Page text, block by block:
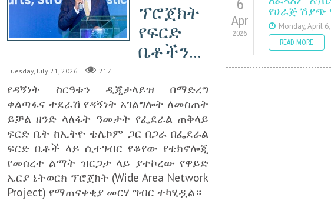
ፕሮጀክት
የፍርድ
ቤቶችን...
Tuesday, July 21, 2026 217
የዳኝነት ስርዓቱን ዲጂታላይዝ በማድረግ
ቀልጣፋና ተደራሽ የዳኝነት አገልግሎት ለመስጠት
ይቻል ዘንድ ላለፋት ዓመታት የፌደራል ጠቅላይ
ፍርድ ቤት ከኢትዮ ቴሌኮም ጋር በጋራ በፌደራል
ፍርድ ቤቶች ላይ ሲተገብር የቆየው የቴክኖሎጂ
የመሰረተ ልማት ዝርጋታ ላይ ያተኮረው የዋይድ
ኤርያ ኔትወርክ ፕሮጀክት (Wide Area Network
Project) የማጠናቀቂያ መርሃ ግብር ተካሂዷል።
6
Apr
2026
የሀራጅ
Monday, April
READ MORE